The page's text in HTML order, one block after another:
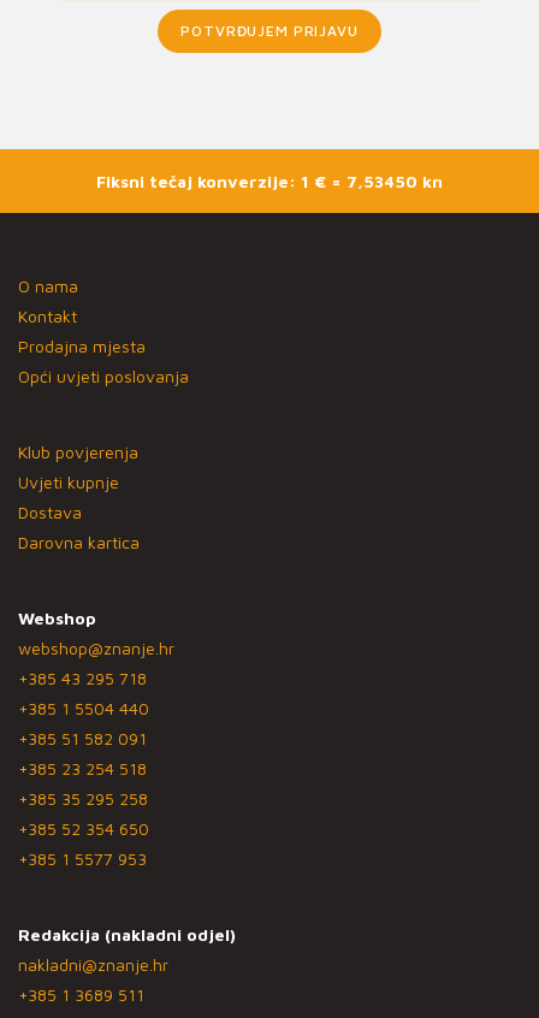
POTVRĐUJEM PRIJAVU
Fiksni tečaj konverzije: 1 € = 7,53450 kn
O nama
Kontakt
Prodajna mjesta
Opći uvjeti poslovanja
Klub povjerenja
Uvjeti kupnje
Dostava
Darovna kartica
Webshop
webshop@znanje.hr
+385 43 295 718
+385 1 5504 440
+385 51 582 091
+385 23 254 518
+385 35 295 258
+385 52 354 650
+385 1 5577 953
Redakcija (nakladni odjel)
nakladni@znanje.hr
+385 1 3689 511